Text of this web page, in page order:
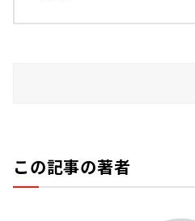
この記事の著者